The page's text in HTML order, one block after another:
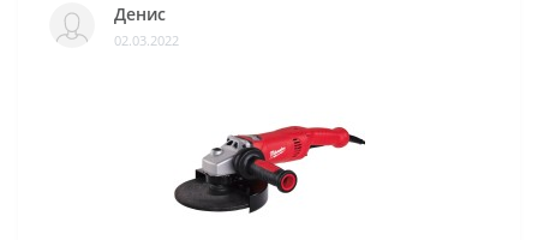
Денис
02.03.2022